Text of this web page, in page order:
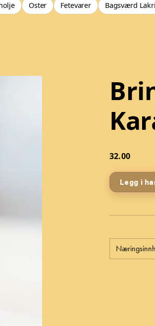
Oster Fetevarer Bagsværd
32.00
Legg i